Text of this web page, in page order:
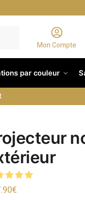
Mon Compte
par couleur
€